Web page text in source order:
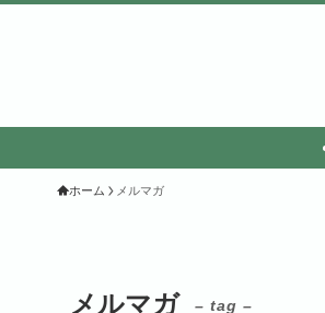
ホーム メルマガ
メルマガ – tag –